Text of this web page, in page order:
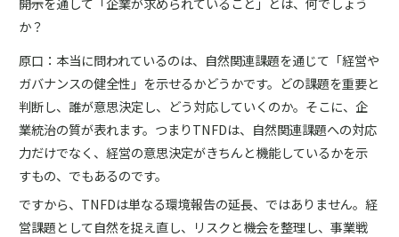
か？
原口：本当に問われているのは、自然関連課題を通じて「経営や
ガバナンスの健全性」を示せるかどうかです。どの課題を重要と
判断し、誰が意思決定し、どう対応していくのか。そこに、企
業統治の質が表れます。つまりTNFDは、自然関連課題への対応
力だけでなく、経営の意思決定がきちんと機能しているかを示
すもの、でもあるのです。
ですから、TNFDは単なる環境報告の延長、ではありません。経
営課題として自然を捉え直し、リスクと機会を整理し、事業戦